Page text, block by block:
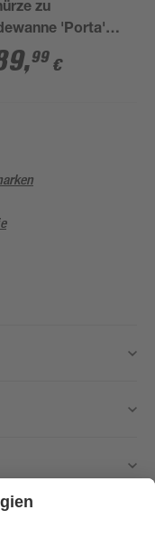
zu
'Porta'
180 x 60 x 3 cm,
,99 €